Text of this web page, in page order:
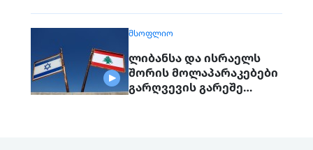
ᲛᲡᲝᲤᲚᲘᲝ
ლიბანსა და ისრაელს
შორის მოლაპარაკებები
გარღვევის გარეშე